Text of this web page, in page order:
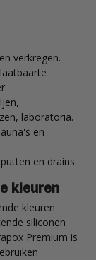
verkregen.
laboratoria.
en
en drains
kleuren
kleuren
siliconen
Premium is